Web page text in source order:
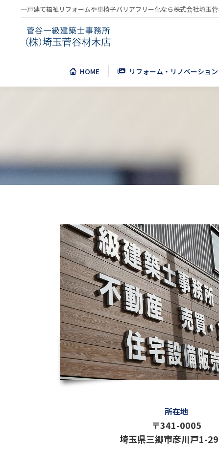
一戸建て福祉リフォームや車椅子バリアフリー化なら株式会社埼玉
HOME リフォーム・リノベーション
所在地
〒341-0005
埼玉県三郷市彦川戸1-
HOME リフォーム・リノベーション